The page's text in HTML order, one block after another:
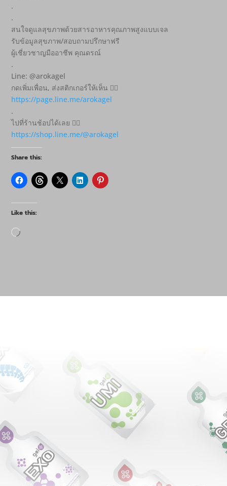
.
.
สนใจดูแลสุขภาพด้วยสารอาหารคุณภาพสูงแบบเจล
รับข้อมูลสุขภาพ/สอบถามปรึกษาฟรี
ผู้เชี่ยวชาญมืออาชีพ คุณดรณ์
.
Line: @arokagel
กดเพิ่มเพื่อน, ส่งสติกเกอร์ให้เห็น 👇🏻
https://page.line.me/arokagel
.
ไปที่ร้านช้อปได้เลย 👇🏻
https://shop.line.me/@arokagel
Share this:
Like this:
Loading…